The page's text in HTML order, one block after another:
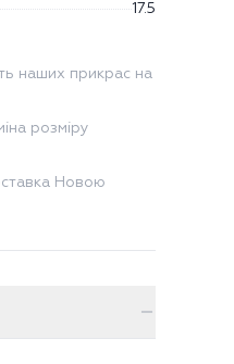
17.5
наших прикрас на
розміру
Новою